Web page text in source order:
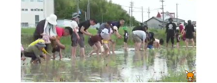
一部コンテンツを除き、
CCNetサービスへの加入と『CCNetマイ
ページ※』へのログインが必要となりま
す。
何卒、ご理解ご了承の程よろしくお願い
いたします。